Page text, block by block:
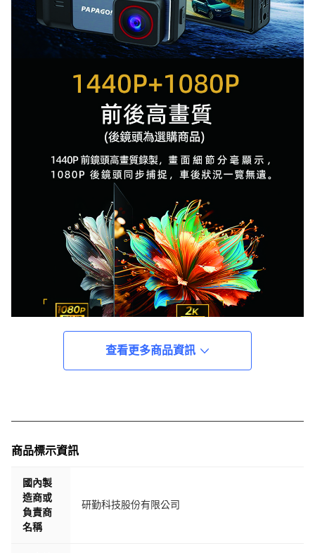
查看更多商品資訊
商品標示資訊
國內製
造商或
負責商
名稱
研勤科技股份有限公司